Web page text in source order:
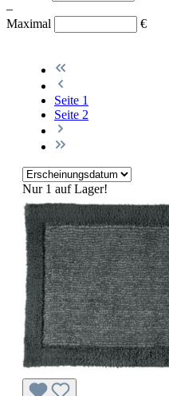
–
Maximal
€
Seite 1
Seite 2
Nur 1 auf Lager!